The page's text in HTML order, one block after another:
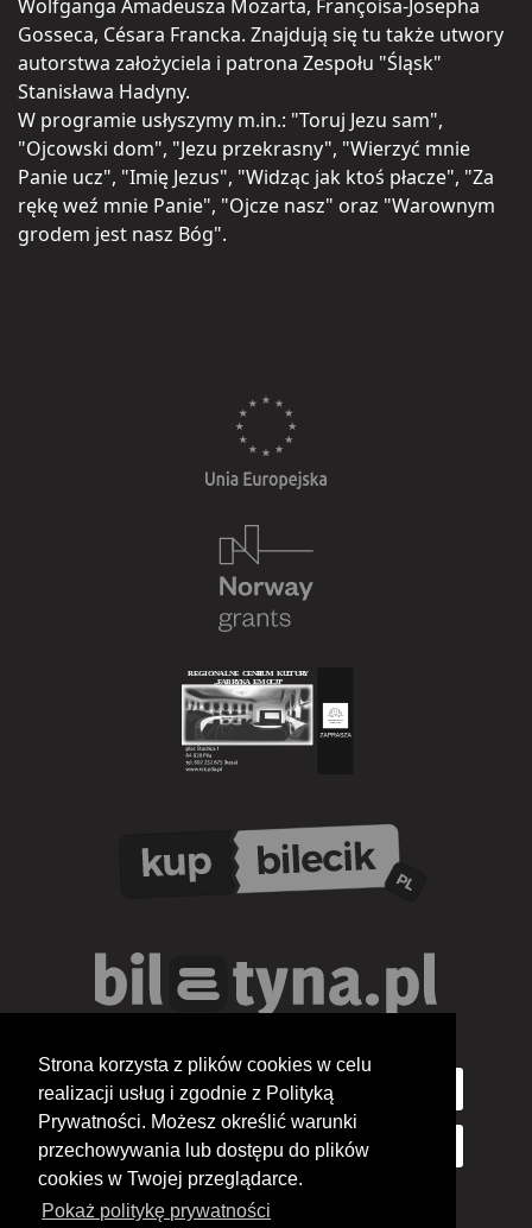
Strona korzysta z plików cookies w celu
realizacji usług i zgodnie z Polityką
Prywatności. Możesz określić warunki
przechowywania lub dostępu do plików
cookies w Twojej przeglądarce.
Pokaż politykę prywatności
Wolfganga Amadeusza Mozarta, Françoisa-Josepha
Gosseca, Césara Francka. Znajdują się tu także utwory
autorstwa założyciela i patrona Zespołu "Śląsk"
Stanisława Hadyny.
W programie usłyszymy m.in.: "Toruj Jezu sam",
"Ojcowski dom", "Jezu przekrasny", "Wierzyć mnie
Panie ucz", "Imię Jezus", "Widząc jak ktoś płacze", "Za
rękę weź mnie Panie", "Ojcze nasz" oraz "Warownym
grodem jest nasz Bóg".